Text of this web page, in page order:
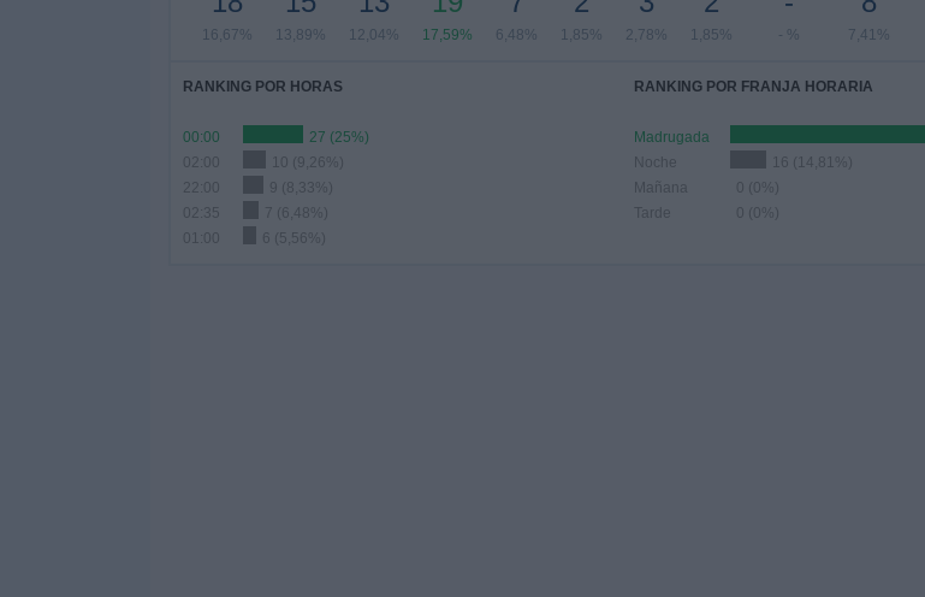
16,67% 13,89% 12,04% 17,59% 6,48% 1,85% 2,78% 1,85% - % 7,41%
RANKING POR HORAS
00:00
27 (25%)
02:00
10 (9,26%)
22:00
9 (8,33%)
02:35
7 (6,48%)
6 (5,56%)
RANKING POR FRANJA HORARIA
Madrugada
Noche
16 (14,81%)
Mañana
0 (0%)
Tarde
0 (0%)